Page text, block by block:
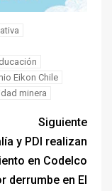
Eikon Chile
minera
Siguiente
y PDI realizan
en Codelco
derrumbe en El